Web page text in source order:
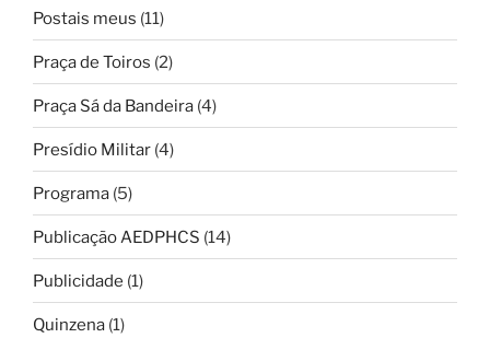
Postais meus (11)
Praça de Toiros (2)
Praça Sá da Bandeira (4)
Presídio Militar (4)
Programa (5)
Publicação AEDPHCS (14)
Publicidade (1)
Quinzena (1)